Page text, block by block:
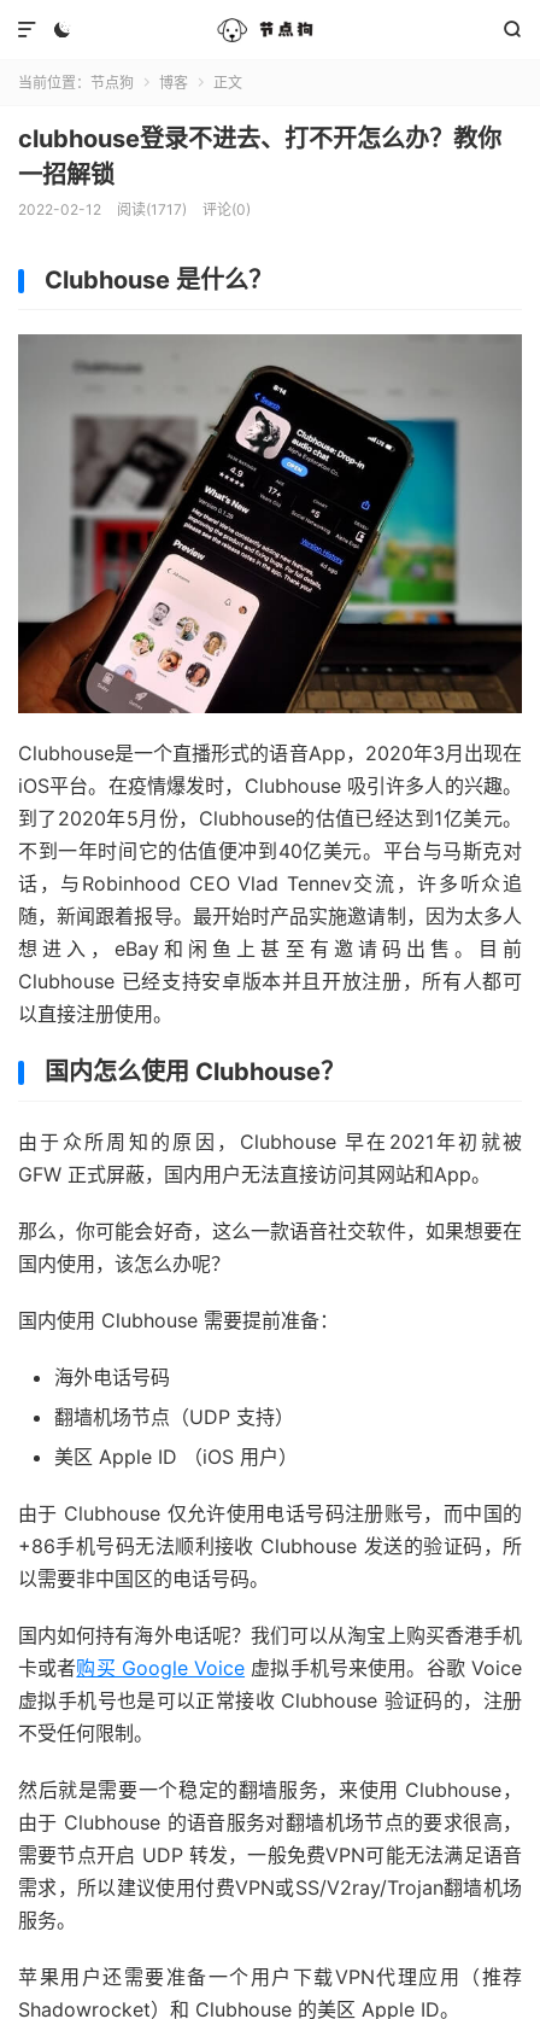
 

当前位置： 节点狗  博客  正文
clubhouse登录不进去、打不开怎么办？教你
一招解锁
2022-02-12 阅读(1717) 评论(0)
Clubhouse 是什么？
Clubhouse是一个直播形式的语音App，2020年3月出现在
iOS平台。在疫情爆发时，Clubhouse 吸引许多人的兴趣。
到了2020年5月份，Clubhouse的估值已经达到1亿美元。
不到一年时间它的估值便冲到40亿美元。平台与马斯克对
话，与Robinhood CEO Vlad Tennev交流，许多听众追
随，新闻跟着报导。最开始时产品实施邀请制，因为太多人
想进入，eBay和闲鱼上甚至有邀请码出售。目前
Clubhouse 已经支持安卓版本并且开放注册，所有人都可
以直接注册使用。
国内怎么使用 Clubhouse？
由于众所周知的原因，Clubhouse 早在2021年初就被
GFW 正式屏蔽，国内用户无法直接访问其网站和App。
那么，你可能会好奇，这么一款语音社交软件，如果想要在
国内使用，该怎么办呢？
国内使用 Clubhouse 需要提前准备：
海外电话号码
翻墙机场节点（UDP 支持）
美区 Apple ID （iOS 用户）
由于 Clubhouse 仅允许使用电话号码注册账号，而中国的
+86手机号码无法顺利接收 Clubhouse 发送的验证码，所
以需要非中国区的电话号码。
国内如何持有海外电话呢？我们可以从淘宝上购买香港手机
卡或者购买 Google Voice 虚拟手机号来使用。谷歌 Voice
虚拟手机号也是可以正常接收 Clubhouse 验证码的，注册
不受任何限制。
然后就是需要一个稳定的翻墙服务，来使用 Clubhouse，
由于 Clubhouse 的语音服务对翻墙机场节点的要求很高，
需要节点开启 UDP 转发，一般免费VPN可能无法满足语音
需求，所以建议使用付费VPN或SS/V2ray/Trojan翻墙机场
服务。
苹果用户还需要准备一个用户下载VPN代理应用（推荐
Shadowrocket）和 Clubhouse 的美区 Apple ID。